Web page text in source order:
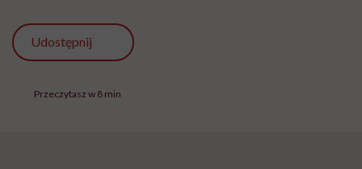
Udostępnij
Przeczytasz w 8 min